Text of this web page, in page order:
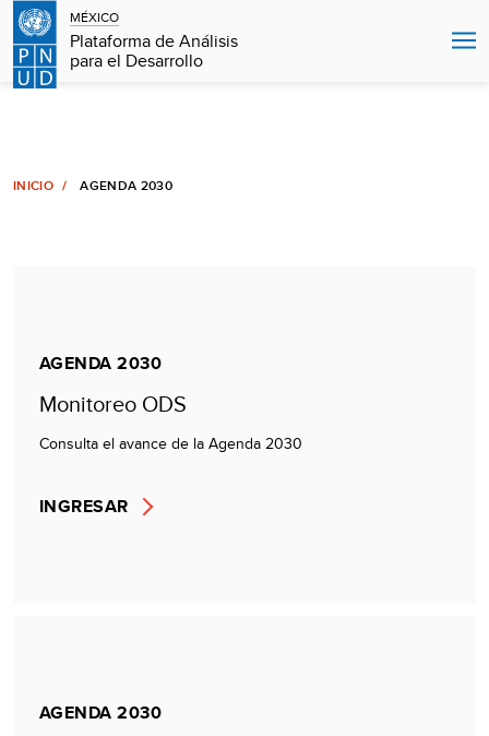
MÉXICO
Plataforma de Análisis
para el Desarrollo
INICIO AGENDA 2030
AGENDA 2030
Monitoreo ODS
Consulta el avance de la Agenda 2030
INGRESAR
AGENDA 2030